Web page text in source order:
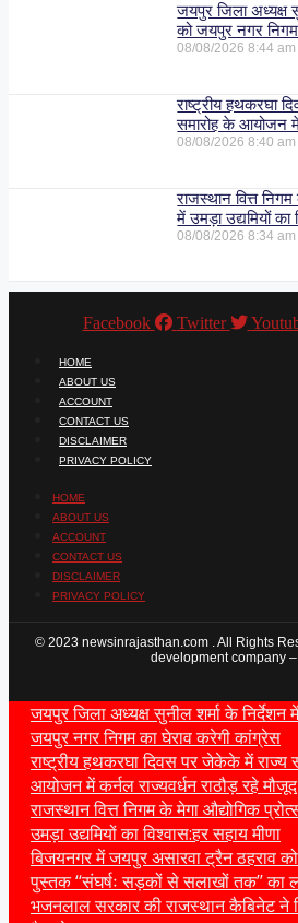
जयपुर जिला अध्यक्ष
को जयपुर नगर
08/08/20268:44 am
राष्ट्रीय हथकरघा
समारोह के आयोजन में
08/08/20268:40 am
राजस्थान वित्त
में उमड़ा उद्यमियों का
08/08/20268:34 am
Facebook Twitter
HOME
ABOUT US
ACCOUNT
CONTACT US
DISCLAIMER
PRIVACY POLICY
HOME
ABOUT US
ACCOUNT
CONTACT US
DISCLAIMER
PRIVACY POLICY
© 2023 newsinrajasthan.com . All Rights
development company –
जयपुर जिला अध्यक्ष सुनील शर्मा के
जयपुर नगर निगम का घेराव करेगी कांग्रेस
राष्ट्रीय हथकरघा दिवस पर जेकेके में राज्य
आयोजन में कर्नल राज्यवर्धन राठौड़ रहे मौजूद
राजस्थान वित्त निगम के मेगा औद्योगिक
उमड़ा उद्यमियों का विश्वास:हर सहाय मीणा
बिजयनगर में जयपुर असारवा ट्रैन ठहराव
पुस्तक ‘‘संघर्षः सड़कों से सलाखों तक’’ का
भजनलाल सरकार की राजस्थान कैबिनेट ने